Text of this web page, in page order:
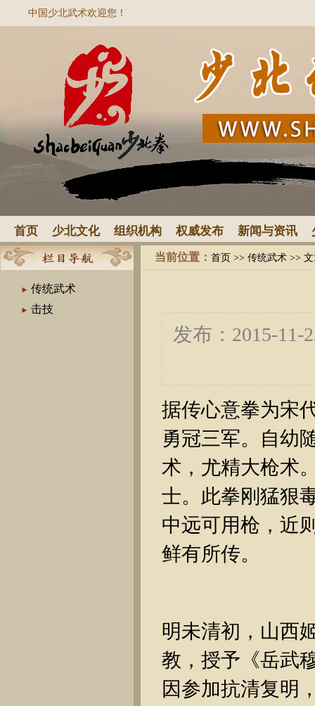
中国少北武术欢迎您！
首页 少北文化 组织机构 权威发布 新闻与资讯
传统武术
击技
当前位置： 首页 >> 传统武术 >>
发布：2015-
据传心意拳为宋
勇冠三军。自幼
术，尤精大枪术
士。此拳刚猛狠
中远可用枪，近
鲜有所传。
明未清初，山西
教，授予《岳武
因参加抗清复明